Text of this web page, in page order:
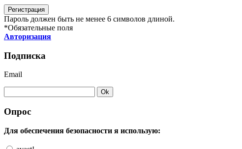
Пароль должен быть не менее 6 символов длиной.
*Обязательные поля
Авторизация
Подписка
Email
Опрос
Для обеспечения безопасности я использую: